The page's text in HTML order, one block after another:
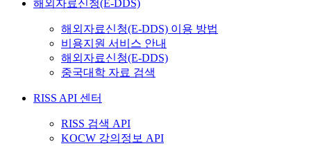
해외자료신청(E-DDS)
해외자료신청(E-DDS) 이용 방법
비용지원 서비스 안내
해외자료신청(E-DDS)
중국대학 자료 검색
RISS API 센터
RISS 검색 API
KOCW 강의정보 API